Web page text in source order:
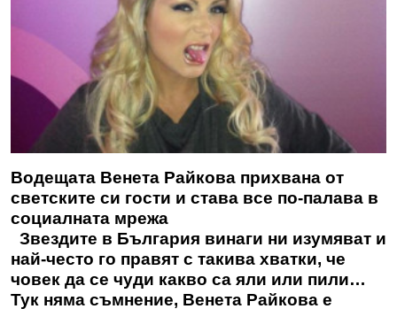
Водещата Венета Райкова прихвана от
светските си гости и става все по-палава в
социалната мрежа
Звездите в България винаги ни изумяват и
най-често го правят с такива хватки, че
човек да се чуди какво са яли или пили…
Тук няма съмнение, Венета Райкова е